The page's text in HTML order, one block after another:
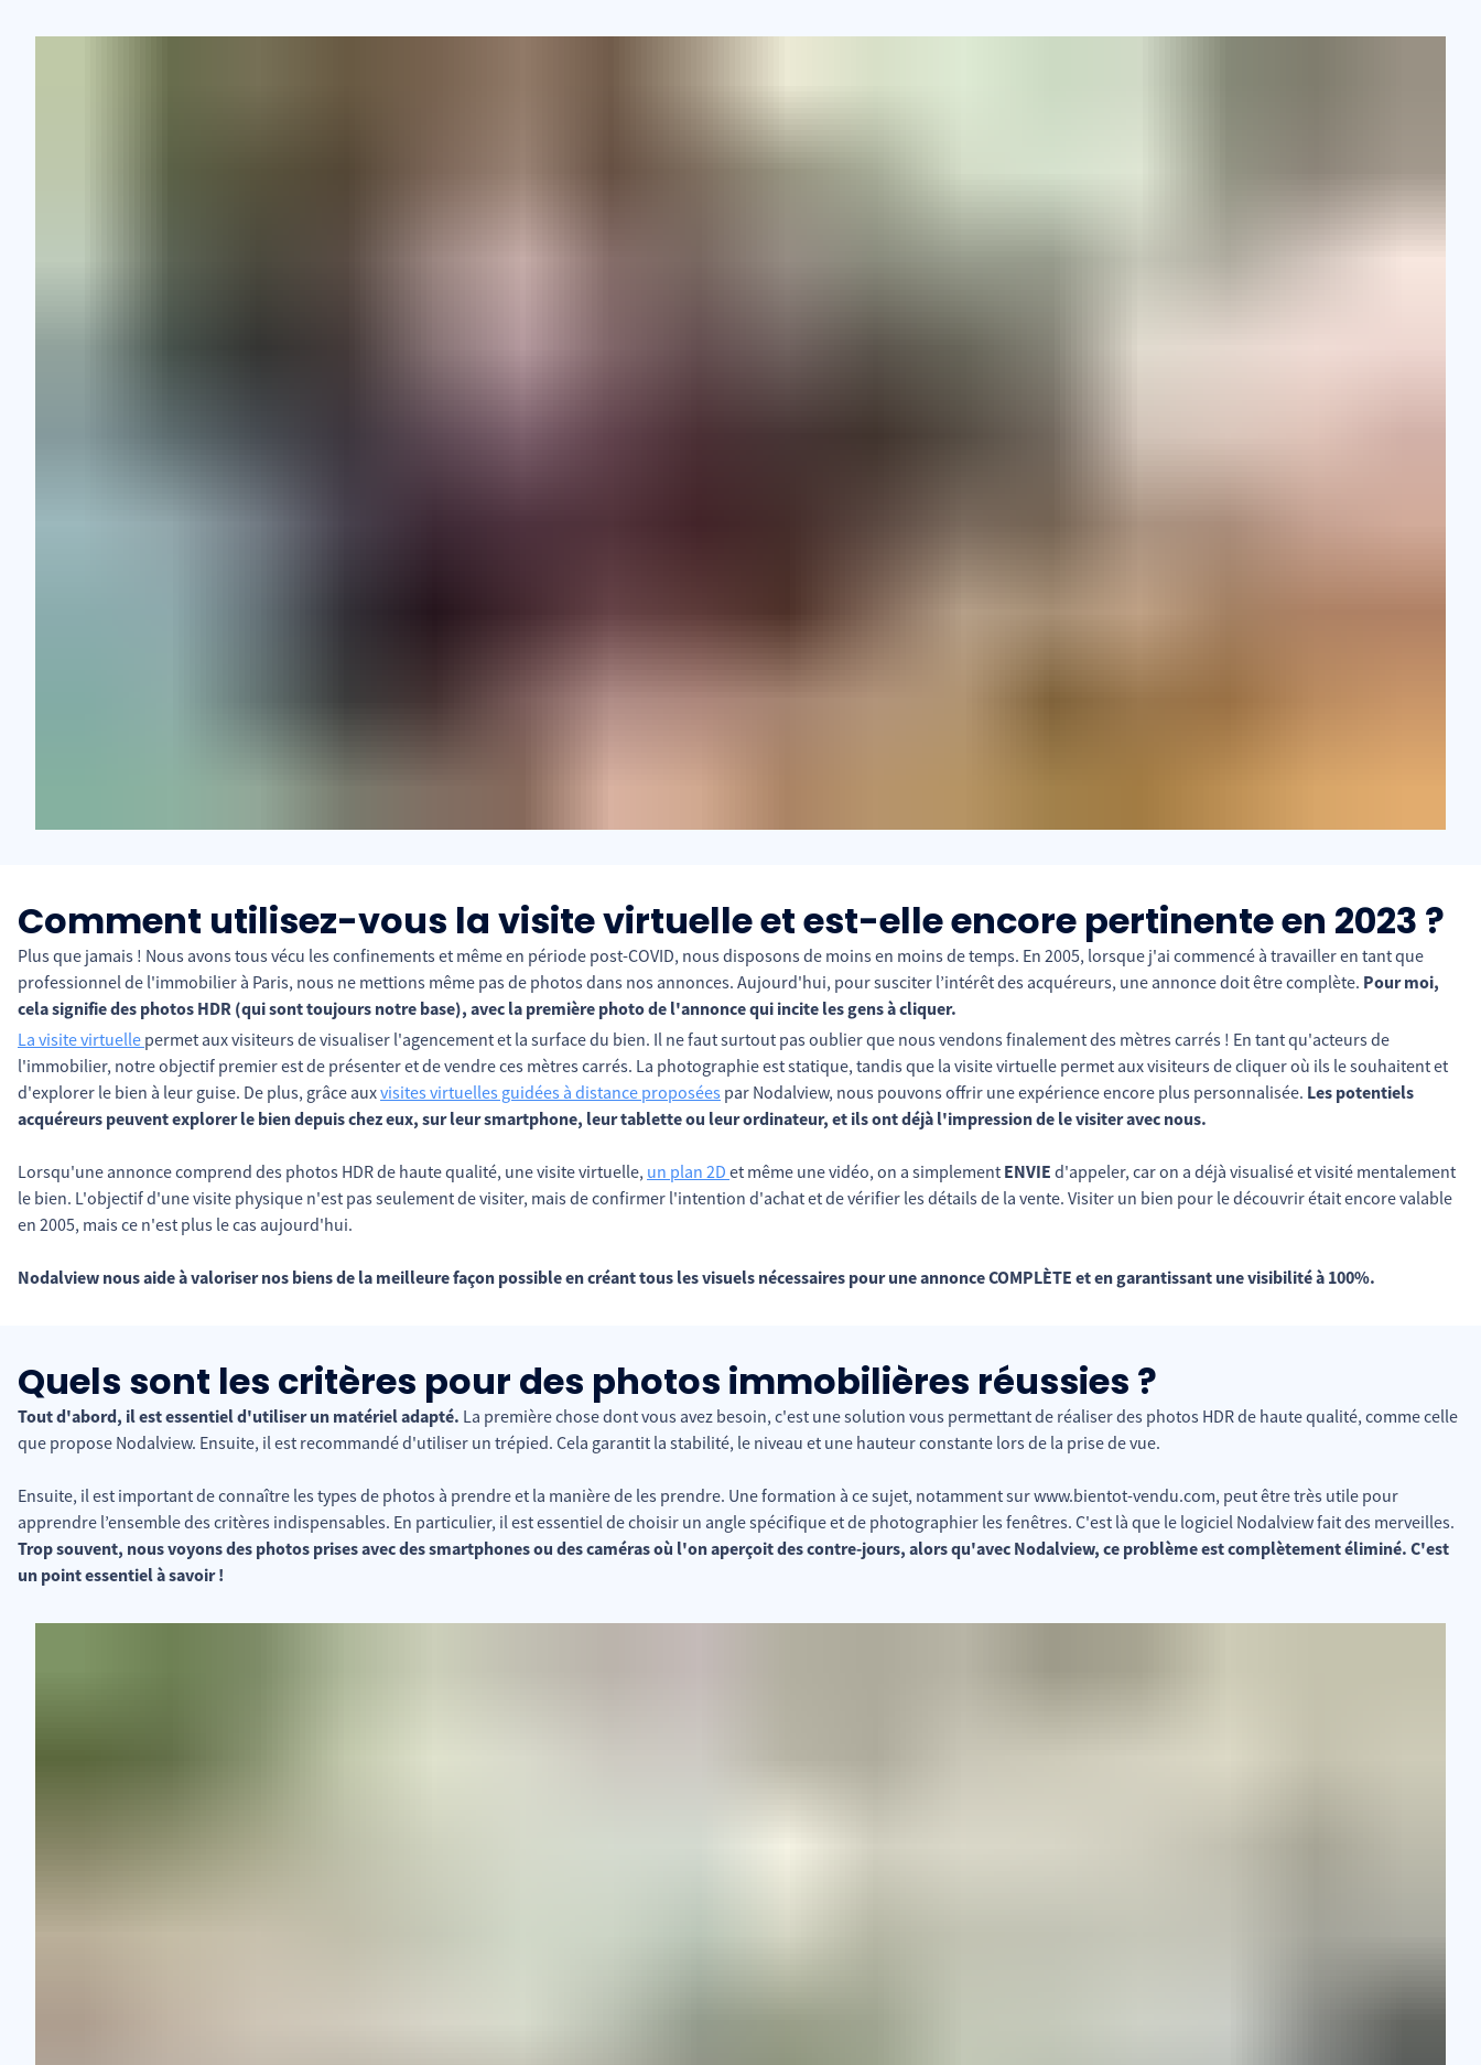
Comment utilisez-vous la visite virtuelle et est-elle encore pertinente en 2023 ?
Plus que jamais ! Nous avons tous vécu les confinements et même en période post-COVID, nous disposons de moins en moins de temps. En 2005, lorsque j'ai commencé à travailler en tant que
professionnel de l'immobilier à Paris, nous ne mettions même pas de photos dans nos annonces. Aujourd'hui, pour susciter l’intérêt des acquéreurs, une annonce doit être complète. Pour moi,
cela signifie des photos HDR (qui sont toujours notre base), avec la première photo de l'annonce qui incite les gens à cliquer.
La visite virtuelle permet aux visiteurs de visualiser l'agencement et la surface du bien. Il ne faut surtout pas oublier que nous vendons finalement des mètres carrés ! En tant qu'acteurs de
l'immobilier, notre objectif premier est de présenter et de vendre ces mètres carrés. La photographie est statique, tandis que la visite virtuelle permet aux visiteurs de cliquer où ils le souhaitent et
d'explorer le bien à leur guise. De plus, grâce auxvisites virtuelles guidées à distance proposées par Nodalview, nous pouvons offrir une expérience encore plus personnalisée. Les potentiels
acquéreurs peuvent explorer le bien depuis chez eux, sur leur smartphone, leur tablette ou leur ordinateur, et ils ont déjà l'impression de le visiter avec nous.
Lorsqu'une annonce comprend des photos HDR de haute qualité, une visite virtuelle, un plan 2D et même une vidéo, on a simplement ENVIE d'appeler, car on a déjà visualisé et visité mentalement
le bien. L'objectif d'une visite physique n'est pas seulement de visiter, mais de confirmer l'intention d'achat et de vérifier les détails de la vente. Visiter un bien pour le découvrir était encore valable
en 2005, mais ce n'est plus le cas aujourd'hui.
Nodalview nous aide à valoriser nos biens de la meilleure façon possible en créant tous les visuels nécessaires pour une annonce COMPLÈTE et en garantissant une visibilité à 100%.
Quels sont les critères pour des photos immobilières réussies ?
Tout d'abord, il est essentiel d'utiliser un matériel adapté. La première chose dont vous avez besoin, c'est une solution vous permettant de réaliser des photos HDR de haute qualité, comme celle
que propose Nodalview. Ensuite, il est recommandé d'utiliser un trépied. Cela garantit la stabilité, le niveau et une hauteur constante lors de la prise de vue.
Ensuite, il est important de connaître les types de photos à prendre et la manière de les prendre. Une formation à ce sujet, notamment sur www.bientot-vendu.com, peut être très utile pour
apprendre l’ensemble des critères indispensables. En particulier, il est essentiel de choisir un angle spécifique et de photographier les fenêtres. C'est là que le logiciel Nodalview fait des merveilles.
Trop souvent, nous voyons des photos prises avec des smartphones ou des caméras où l'on aperçoit des contre-jours, alors qu'avec Nodalview, ce problème est complètement éliminé. C'est
un point essentiel à savoir !